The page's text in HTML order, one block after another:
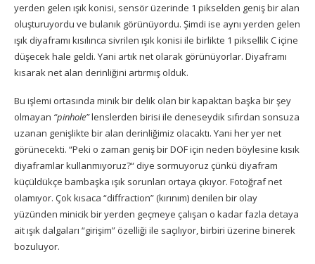
yerden gelen ışık konisi, sensör üzerinde 1 pikselden geniş bir alan
oluşturuyordu ve bulanık görünüyordu. Şimdi ise aynı yerden gelen
ışık diyaframı kısılınca sivrilen ışık konisi ile birlikte 1 piksellik C içine
düşecek hale geldi. Yani artık net olarak görünüyorlar. Diyaframı
kısarak net alan derinliğini artırmış olduk.
Bu işlemi ortasında minik bir delik olan bir kapaktan başka bir şey
olmayan “pinhole”lenslerden birisi ile deneseydik sıfırdan sonsuza
uzanan genişlikte bir alan derinliğimiz olacaktı. Yani her yer net
görünecekti. “Peki o zaman geniş bir DOF için neden böylesine kısık
diyaframlar kullanmıyoruz?“ diye sormuyoruz çünkü diyafram
küçüldükçe bambaşka ışık sorunları ortaya çıkıyor. Fotoğraf net
olamıyor. Çok kısaca “diffraction” (kırınım) denilen bir olay
yüzünden minicik bir yerden geçmeye çalışan o kadar fazla detaya
ait ışık dalgaları “girişim” özelliği ile saçılıyor, birbiri üzerine binerek
bozuluyor.